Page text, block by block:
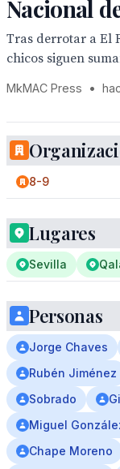
Nacional
Tras derrotar a El
chicos siguen
MkMAC Press •
8-9
Lugares
Sevilla
Personas
Jorge Chaves
Rubén Jiménez
Sobrado
Miguel
Chape Moreno